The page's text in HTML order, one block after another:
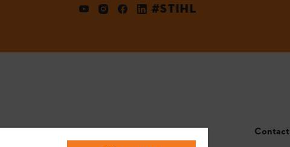
#STIHL
STIHL FAQ Contact